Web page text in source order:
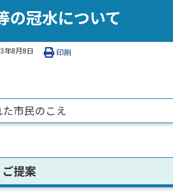
の冠水について
年8月8日 印刷
た市民のこえ
提案